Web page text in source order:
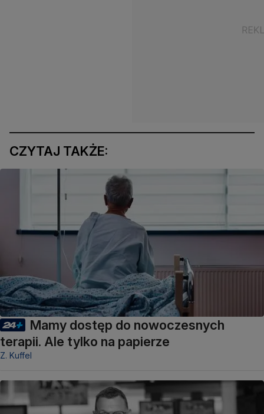
CZYTAJ TAKŻE:
Mamy dostęp do nowoczesnych
terapii. Ale tylko na papierze
Z. Kuffel